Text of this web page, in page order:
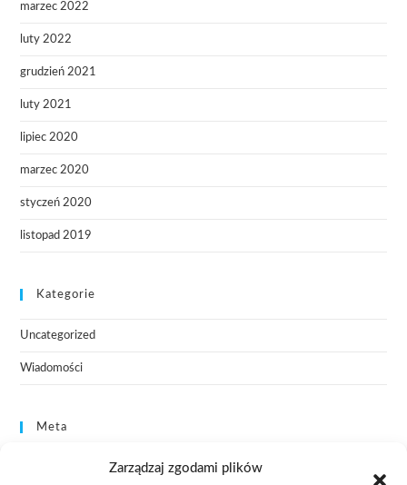
Zarządzaj zgodami plików
marzec 2022
luty 2022
grudzień 2021
luty 2021
lipiec 2020
marzec 2020
styczeń 2020
listopad 2019
Kategorie
Uncategorized
Wiadomości
Meta